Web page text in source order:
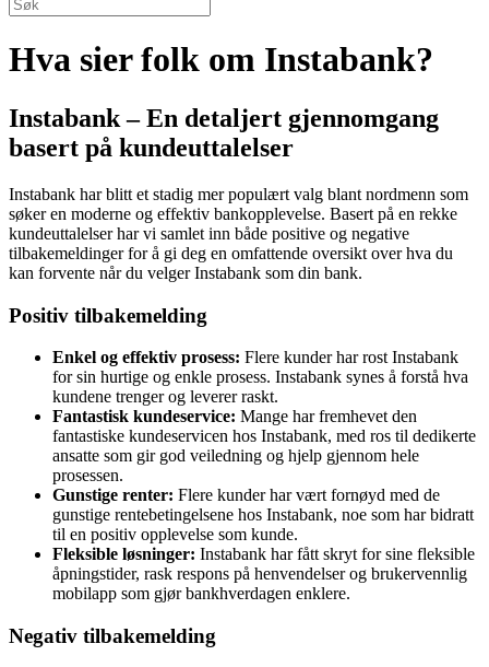
Hva sier folk om Instabank?
Instabank – En detaljert gjennomgang
basert på kundeuttalelser
Instabank har blitt et stadig mer populært valg blant nordmenn som
søker en moderne og effektiv bankopplevelse. Basert på en rekke
kundeuttalelser har vi samlet inn både positive og negative
tilbakemeldinger for å gi deg en omfattende oversikt over hva du
kan forvente når du velger Instabank som din bank.
Positiv tilbakemelding
Enkel og effektiv prosess: Flere kunder har rost Instabank
for sin hurtige og enkle prosess. Instabank synes å forstå hva
kundene trenger og leverer raskt.
Fantastisk kundeservice: Mange har fremhevet den
fantastiske kundeservicen hos Instabank, med ros til dedikerte
ansatte som gir god veiledning og hjelp gjennom hele
prosessen.
Gunstige renter: Flere kunder har vært fornøyd med de
gunstige rentebetingelsene hos Instabank, noe som har bidratt
til en positiv opplevelse som kunde.
Fleksible løsninger: Instabank har fått skryt for sine fleksible
åpningstider, rask respons på henvendelser og brukervennlig
mobilapp som gjør bankhverdagen enklere.
Negativ tilbakemelding